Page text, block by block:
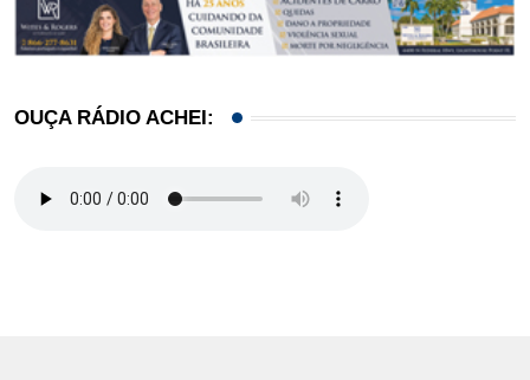
OUÇA RÁDIO ACHEI: